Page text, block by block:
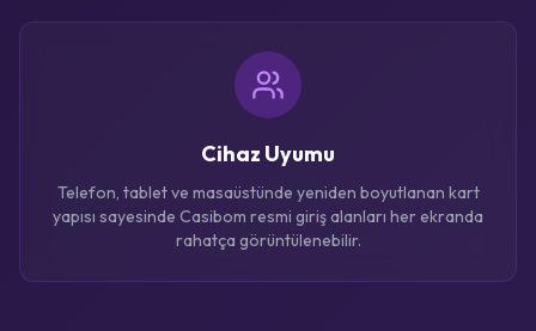
Cihaz Uyumu
Telefon, tablet ve masaüstünde yeniden boyutlanan kart
yapısı sayesinde Casibom resmi giriş alanları her ekranda
rahatça görüntülenebilir.